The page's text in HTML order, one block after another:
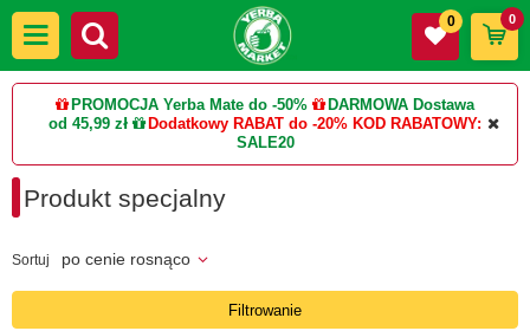
PROMOCJA Yerba Mate do -50%
DARMOWA Dostawa
od 45,99 zł
Dodatkowy RABAT do -20% KOD RABATOWY:
SALE20
0 0
Produkt specjalny
Sortuj po cenie rosnąco
Filtrowanie